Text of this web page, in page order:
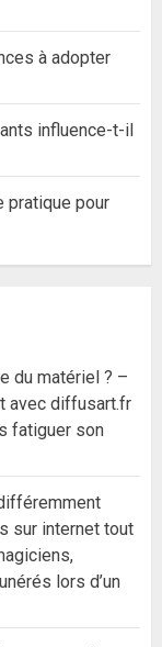
à adopter
influence-t-il
pratique pour
du matériel ? –
avec diffusart.fr
fatiguer son
sur internet tout
lors d’un